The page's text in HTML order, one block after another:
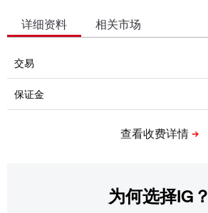
详细资料 相关市场
为何选择IG？